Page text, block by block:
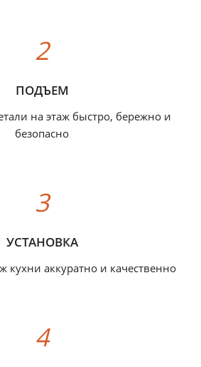
ПОДЪЕМ
на этаж быстро, бережно и
безопасно
УСТАНОВКА
аккуратно и качественно